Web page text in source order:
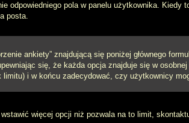
pola w panelu użytkownika. Kiedy
posta.
ankiety” znajdującą się poniżej głównego
się, że każda opcja znajduje się w
i w końcu zadecydować, czy użytkownicy
więcej opcji niż pozwala na to limit,